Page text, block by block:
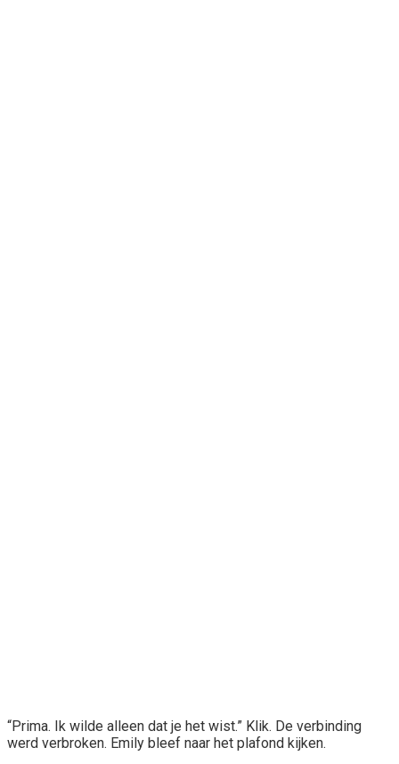
“Prima. Ik wilde alleen dat je het wist.” Klik. De verbinding
werd verbroken. Emily bleef naar het plafond kijken.